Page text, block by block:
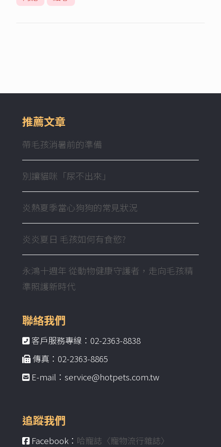
推薦文章
帶毛孩消暑前的準備
別讓貓咪「尿不出來」
炎熱夏季當心狗狗的常見狀況
炎炎夏日 毛孩如何有食慾?
永鴻十週年 從動物健康守護者，走向毛孩精
準照護新時代
聯絡我們
客戶服務專線：02-2363-8838
傳真：02-2363-8865
E-mail：service@hotpets.com.tw
追蹤我們
Facebook： 哈寵誌〈寵物流行雜誌〉